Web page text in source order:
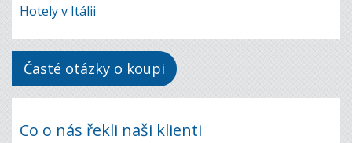
Hotely v Itálii
Časté otázky o koupi
Co o nás řekli naši klienti